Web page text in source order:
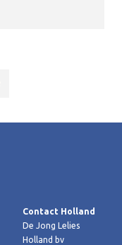
Contact Holland
De Jong Lelies
Holland bv